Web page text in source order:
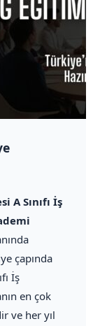
Sınıfı İş
çapında
İş
en çok
ve her yıl